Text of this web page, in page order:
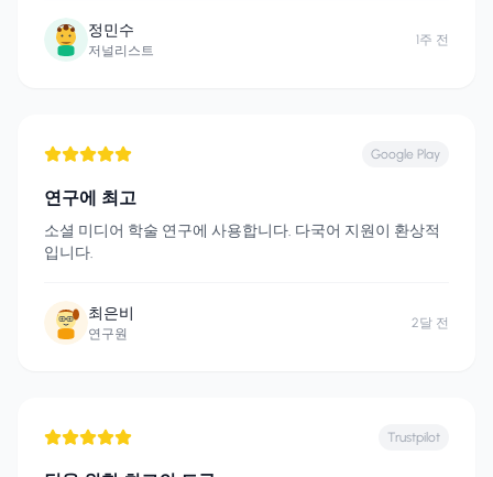
정민수
저널리스트
1주 전
Google Play
연구에 최고
소셜 미디어 학술 연구에 사용합니다. 다국어 지원이 환상적
입니다.
최은비
연구원
2달 전
Trustpilot